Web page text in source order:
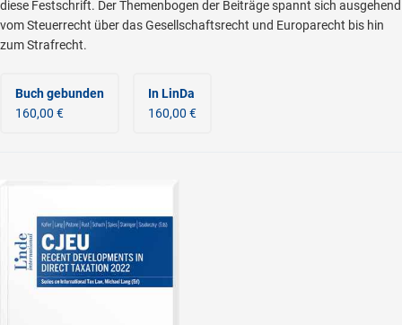
diese Festschrift. Der Themenbogen der Beiträge spannt sich ausgehend
vom Steuerrecht über das Gesellschaftsrecht und Europarecht bis hin
zum Strafrecht.
Buch gebunden
160,00 €
In LinDa
160,00 €